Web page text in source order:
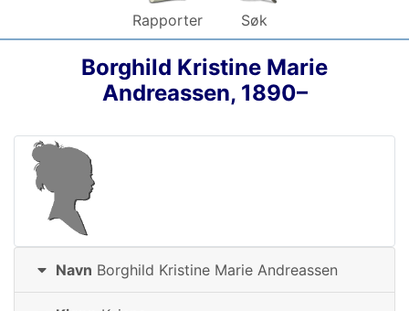
Rapporter Søk
Borghild Kristine Marie
Andreassen, 1890–
Navn Borghild Kristine Marie Andreassen